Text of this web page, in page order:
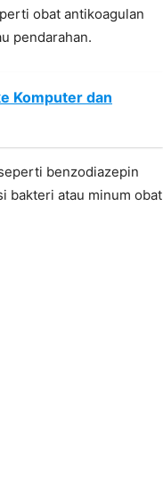
obat antikoagulan
pendarahan.
Komputer dan
benzodiazepin
bakteri atau minum obat